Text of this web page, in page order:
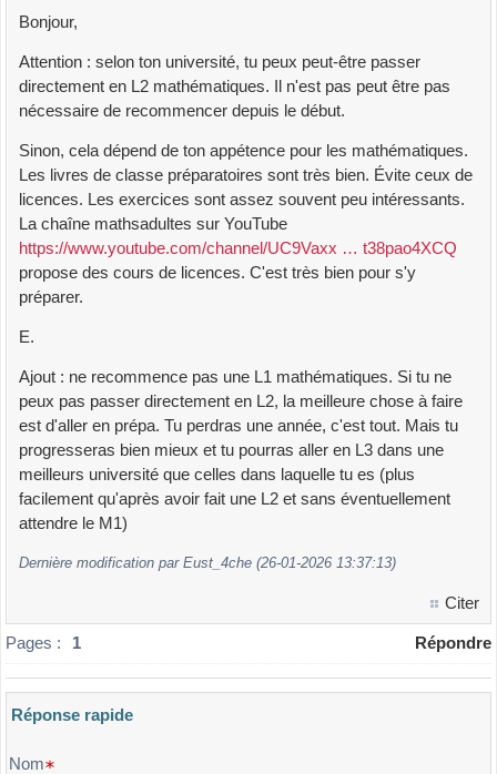
Bonjour,
Attention : selon ton université, tu peux peut-être passer
directement en L2 mathématiques. Il n'est pas peut être pas
nécessaire de recommencer depuis le début.
Sinon, cela dépend de ton appétence pour les mathématiques.
Les livres de classe préparatoires sont très bien. Évite ceux de
licences. Les exercices sont assez souvent peu intéressants.
La chaîne mathsadultes sur YouTube
https://www.youtube.com/channel/UC9Vaxx … t38pao4XCQ
propose des cours de licences. C'est très bien pour s'y
préparer.
E.
Ajout : ne recommence pas une L1 mathématiques. Si tu ne
peux pas passer directement en L2, la meilleure chose à faire
est d'aller en prépa. Tu perdras une année, c'est tout. Mais tu
progresseras bien mieux et tu pourras aller en L3 dans une
meilleurs université que celles dans laquelle tu es (plus
facilement qu'après avoir fait une L2 et sans éventuellement
attendre le M1)
Dernière modification par Eust_4che (26-01-2026 13:37:13)
Citer
Pages : 1 Répondre
Réponse rapide
Veuillez composer votre message et l'envoyer
Nom